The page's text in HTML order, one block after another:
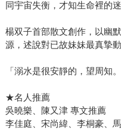
同宇宙失衡，才知生命裡的
楊双子首部散文創作，以幽
源，述說對已故妹妹最真摯
「溺水是很安靜的，望周知。
★名人推薦
吳曉樂、陳又津 專文推薦
李佳庭、宋尚緯、李桐豪、